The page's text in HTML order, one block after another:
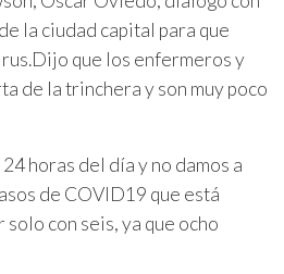
la ciudad capital para que
Dijo que los enfermeros y
de la trinchera y son muy poco
horas del día y no damos a
de COVID19 que está
con seis, ya que ocho